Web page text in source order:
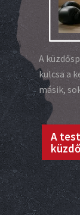
A
kulcsa a
másik,
A